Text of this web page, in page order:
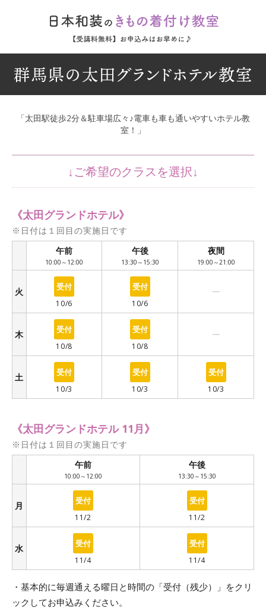
群馬県の太田グランドホテル教室
「太田駅徒歩2分＆駐車場広々♪電車も車も通いやすいホテル教
室！」
《太田グランドホテル》
※日付は１回目の実施日です
火
木
土
午前
10:00～12:00
○
10/6
○
10/8
○
10/3
午後
13:30～15:30
○
10/6
○
10/8
○
10/3
夜間
19:00～21:00
ー
ー
○
10/3
《太田グランドホテル 11月》
※日付は１回目の実施日です
月
水
午前
10:00～12:00
○
11/2
○
11/4
午後
13:30～15:30
○
11/2
○
11/4
・基本的に毎週通える曜日と時間の「受付（残少）」をクリ
ックしてお申込みください。